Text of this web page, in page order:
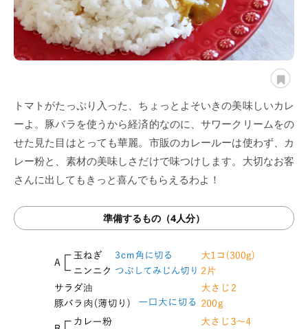
トマトがたっぷり入った、ちょっとよそいきの美味しいカレ
ーよ。豚バラを使うから経済的なのに、サワークリームをの
せた見た目はとっても華麗。市販のカレールーは使わず、カ
レー粉と、素材の美味しさだけで味つけします。大切なお客
さんに出してもきっと喜んでもらえるわよ！
準備するもの（4人分）